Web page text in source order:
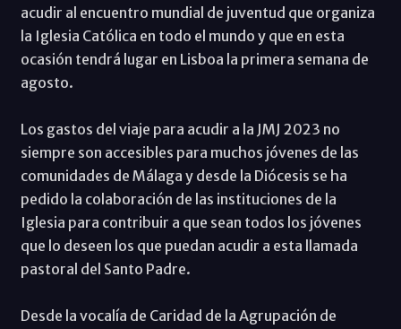
acudir al encuentro mundial de juventud que organiza
la Iglesia Católica en todo el mundo y que en esta
ocasión tendrá lugar en Lisboa la primera semana de
agosto.
Los gastos del viaje para acudir a la JMJ 2023 no
siempre son accesibles para muchos jóvenes de las
comunidades de Málaga y desde la Diócesis se ha
pedido la colaboración de las instituciones de la
Iglesia para contribuir a que sean todos los jóvenes
que lo deseen los que puedan acudir a esta llamada
pastoral del Santo Padre.
Desde la vocalía de Caridad de la Agrupación de